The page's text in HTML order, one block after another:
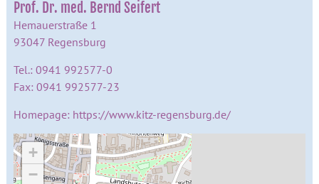
Prof. Dr. med. Bernd Seifert
Hemauerstraße 1
93047 Regensburg
Tel.: 0941 992577-0
Fax: 0941 992577-23
Homepage: https://www.kitz-regensburg.de/
+
−